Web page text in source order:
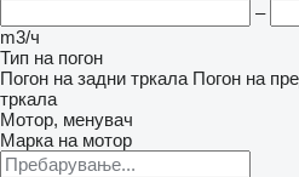
–
m3/ч
Тип на погон
Погон на задни тркала Погон на
тркала
Мотор, менувач
Марка на мотор